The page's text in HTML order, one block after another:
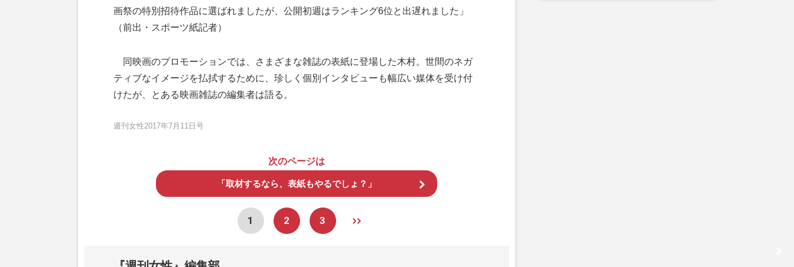
画祭の特別招待作品に選ばれましたが、公開初週はランキング6位と出遅れました」
（前出・スポーツ紙記者）
同映画のプロモーションでは、さまざまな雑誌の表紙に登場した木村。世間のネガ
ティブなイメージを払拭するために、珍しく個別インタビューも幅広い媒体を受け付
けたが、とある映画雑誌の編集者は語る。
週刊女性2017年7月11日号
次のページは
「取材するなら、表紙もやるでしょ？」
1 2 3